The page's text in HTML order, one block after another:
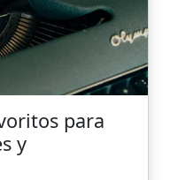
IA integrada.
dispositivos,
operativos,
rápidos,
para
y